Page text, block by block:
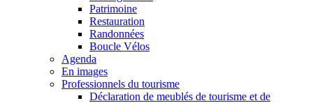
Patrimoine
Restauration
Randonnées
Boucle Vélos
Agenda
En images
Professionnels du tourisme
Déclaration de meublés de tourisme et de